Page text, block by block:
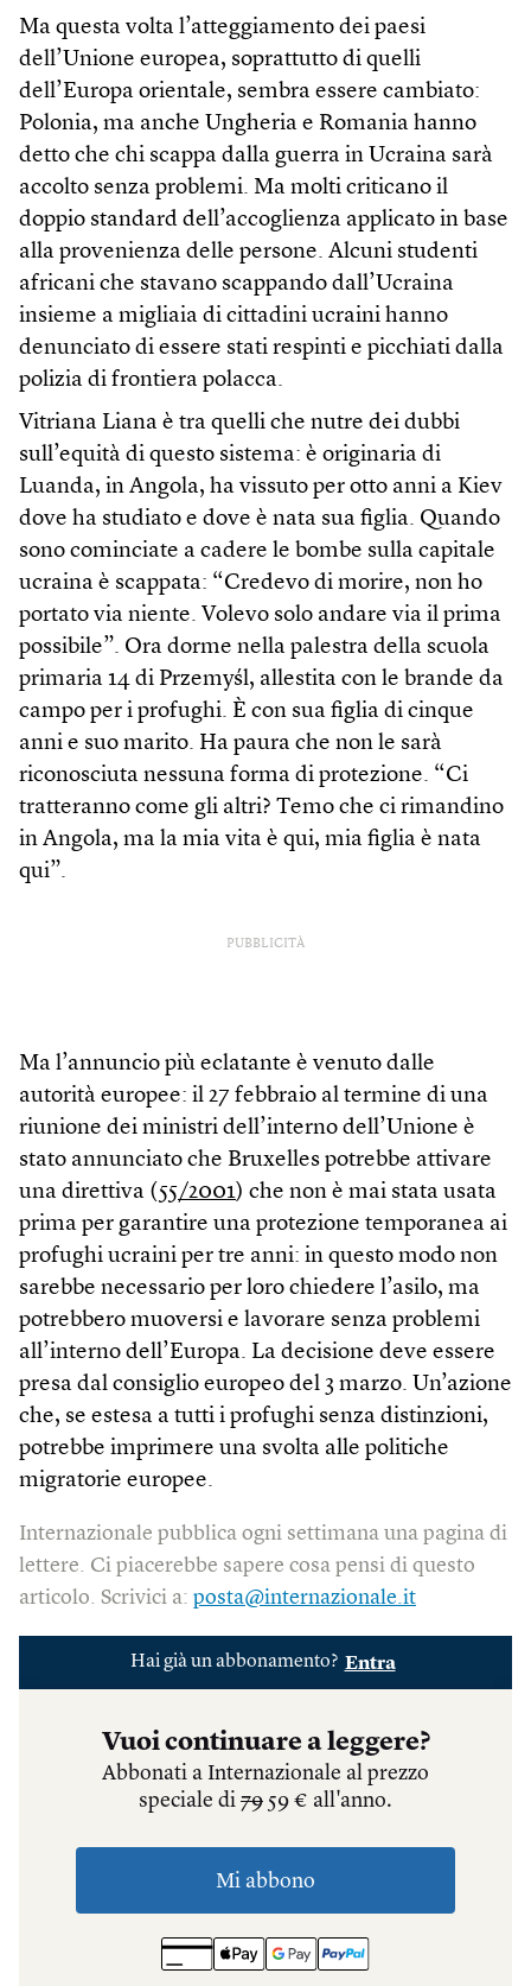
Ma questa volta l’atteggiamento dei paesi
dell’Unione europea, soprattutto di quelli
dell’Europa orientale, sembra essere cambiato:
Polonia, ma anche Ungheria e Romania hanno
detto che chi scappa dalla guerra in Ucraina sarà
accolto senza problemi. Ma molti criticano il
doppio standard dell’accoglienza applicato in base
alla provenienza delle persone. Alcuni studenti
africani che stavano scappando dall’Ucraina
insieme a migliaia di cittadini ucraini hanno
denunciato di essere stati respinti e picchiati dalla
polizia di frontiera polacca.
Vitriana Liana è tra quelli che nutre dei dubbi
sull’equità di questo sistema: è originaria di
Luanda, in Angola, ha vissuto per otto anni a Kiev
dove ha studiato e dove è nata sua figlia. Quando
sono cominciate a cadere le bombe sulla capitale
ucraina è scappata: “Credevo di morire, non ho
portato via niente. Volevo solo andare via il prima
possibile”. Ora dorme nella palestra della scuola
primaria 14 di Przemyśl, allestita con le brande da
campo per i profughi. È con sua figlia di cinque
anni e suo marito. Ha paura che non le sarà
riconosciuta nessuna forma di protezione. “Ci
tratteranno come gli altri? Temo che ci rimandino
in Angola, ma la mia vita è qui, mia figlia è nata
qui”.
PUBBLICITÀ
Ma l’annuncio più eclatante è venuto dalle
autorità europee: il 27 febbraio al termine di una
riunione dei ministri dell’interno dell’Unione è
stato annunciato che Bruxelles potrebbe attivare
una direttiva ( 55/2001) che non è mai stata usata
prima per garantire una protezione temporanea ai
profughi ucraini per tre anni: in questo modo non
sarebbe necessario per loro chiedere l’asilo, ma
potrebbero muoversi e lavorare senza problemi
all’interno dell’Europa. La decisione deve essere
presa dal consiglio europeo del 3 marzo. Un’azione
che, se estesa a tutti i profughi senza distinzioni,
potrebbe imprimere una svolta alle politiche
migratorie europee.
Internazionale pubblica ogni settimana una pagina di
lettere. Ci piacerebbe sapere cosa pensi di questo
articolo. Scrivici a: posta@internazionale.it